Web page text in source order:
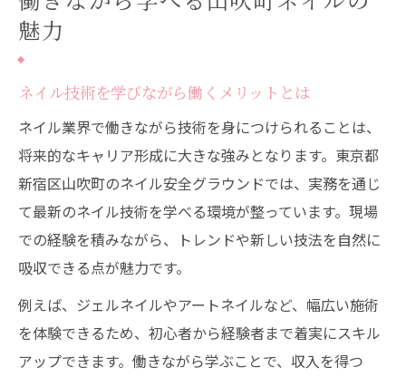
魅力
ネイル技術を学びながら働くメリットとは
ネイル業界で働きながら技術を身につけられることは、
将来的なキャリア形成に大きな強みとなります。東京都
新宿区山吹町のネイル安全グラウンドでは、実務を通じ
て最新のネイル技術を学べる環境が整っています。現場
での経験を積みながら、トレンドや新しい技法を自然に
吸収できる点が魅力です。
例えば、ジェルネイルやアートネイルなど、幅広い施術
を体験できるため、初心者から経験者まで着実にスキル
アップできます。働きながら学ぶことで、収入を得つ